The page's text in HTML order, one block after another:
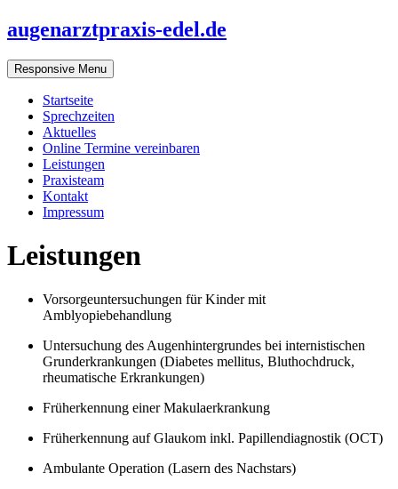
augenarztpraxis-edel.de
Responsive Menu
Startseite
Sprechzeiten
Aktuelles
Online Termine vereinbaren
Leistungen
Praxisteam
Kontakt
Impressum
Leistungen
Vorsorgeuntersuchungen für Kinder mit
Amblyopiebehandlung
Untersuchung des Augenhintergrundes bei internistischen
Grunderkrankungen (Diabetes mellitus, Bluthochdruck,
rheumatische Erkrankungen)
Früherkennung einer Makulaerkrankung
Früherkennung auf Glaukom inkl. Papillendiagnostik (OCT)
Ambulante Operation (Lasern des Nachstars)